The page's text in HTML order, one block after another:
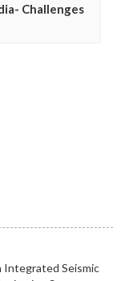
Challenges